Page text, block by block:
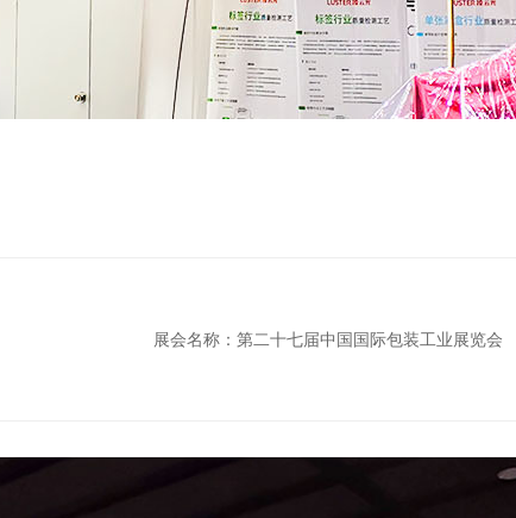
展会名称：第二十七届中国国际包装工业展览会